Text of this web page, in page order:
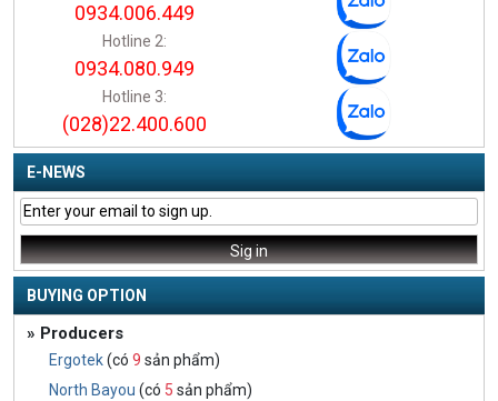
0934.006.449
Hotline 2:
0934.080.949
Hotline 3:
(028)22.400.600
E-NEWS
BUYING OPTION
» Producers
Ergotek(có 9 sản phẩm)
North Bayou (có 5 sản phẩm)